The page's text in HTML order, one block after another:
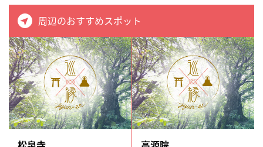
周辺のおすすめスポット